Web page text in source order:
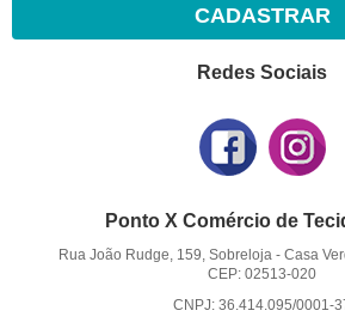
CADASTRAR
Redes Sociais
Ponto X Comércio de
Rua João Rudge, 159, Sobreloja- Casa
CEP: 02513-020
CNPJ: 36.414.095/0001-